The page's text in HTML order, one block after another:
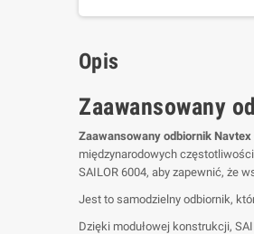
Opis
Zaawansowany
Zaawansowany odbiornik Navtex
międzynarodowych
SAILOR 6004, aby zapewnić, że
Jest to samodzielny odbiornik,
Dzięki modułowej konstrukcji,